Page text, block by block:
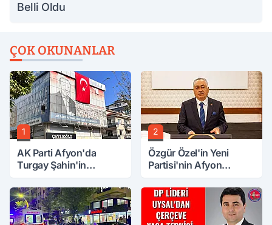
Belli Oldu
ÇOK OKUNANLAR
1
AK Parti Afyon'da
Turgay Şahin'in
2
Özgür Özel'in Yeni
Partisi'nin Afyon